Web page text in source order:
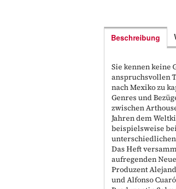
Beschreibung
Sie kennen keine
anspruchsvollen
nach Mexiko zu
Genres und
zwischen
Jahren dem
beispielsweise
Das Heft
aufregenden
Produzent
und Alfonso